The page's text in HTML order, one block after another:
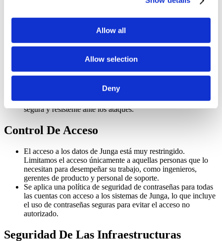
Allow all
Allow selection
Deny
Utilizamos un firewall de aplicaciones web (WAF) para
como la inyección SQL, el cross-site scripting (XSS) y los
ataques distribuidos de denegación de servicio (DDoS). El
entrante, bloqueando cualquier solicitud maliciosa que pueda
suponer una amenaza para la seguridad de nuestra aplicación.
Analizamos periódicamente nuestra aplicación en busca de
vulnerabilidades y para identificar cualquier oportunidad de
Utilizamos una combinación de herramientas automatizadas y
pruebas manuales para garantizar que nuestra aplicación sea
segura y resistente ante los ataques.
Control De Acceso
El acceso a los datos de Junga está muy restringido.
Limitamos el acceso únicamente a aquellas personas que lo
necesitan para desempeñar su trabajo, como ingenieros,
gerentes de producto y personal de soporte.
Se aplica una política de seguridad de contraseñas para todas
las cuentas con acceso a los sistemas de Junga, lo que incluye
el uso de contraseñas seguras para evitar el acceso no
autorizado.
Seguridad De Las Infraestructuras